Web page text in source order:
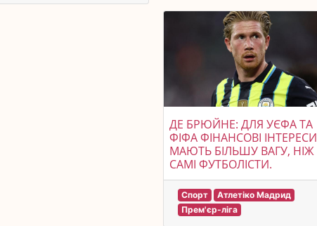
ДЕ БРЮЙНЕ: ДЛЯ УЄФА ТА
ФІФА ФІНАНСОВІ ІНТЕРЕСИ
МАЮТЬ БІЛЬШУ ВАГУ, НІЖ
САМІ ФУТБОЛІСТИ.
Спорт
Атлетіко Мадрид
Прем'єр-ліга